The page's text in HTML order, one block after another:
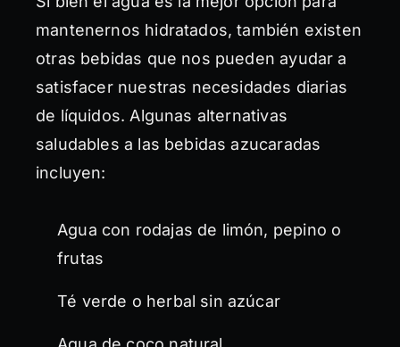
mantenernos hidratados, también existen
otras bebidas que nos pueden ayudar a
satisfacer nuestras necesidades diarias
de líquidos. Algunas alternativas
saludables a las bebidas azucaradas
incluyen:
Agua con rodajas de limón, pepino o
frutas
Té verde o herbal sin azúcar